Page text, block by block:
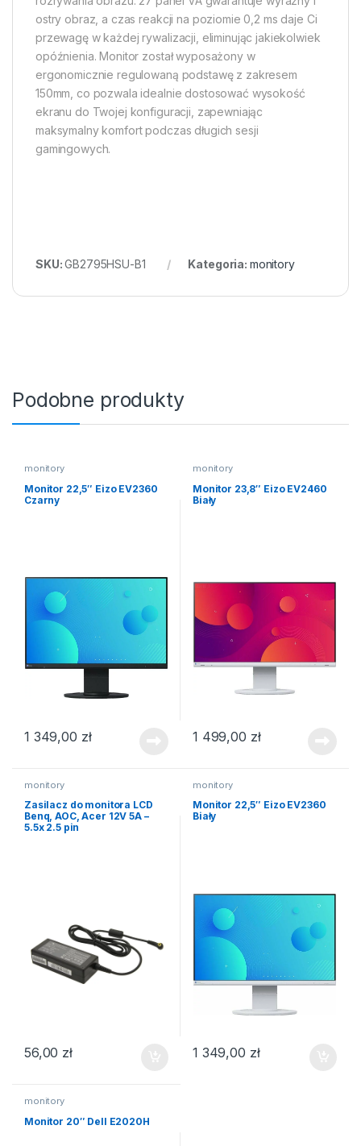
ostry obraz, a czas reakcji na poziomie 0,2 ms daje Ci
przewagę w każdej rywalizacji, eliminując jakiekolwiek
opóźnienia. Monitor został wyposażony w
ergonomicznie regulowaną podstawę z zakresem
150mm, co pozwala idealnie dostosować wysokość
ekranu do Twojej konfiguracji, zapewniając
maksymalny komfort podczas długich sesji
gamingowych.
SKU:GB2795HSU-B1 Kategoria: monitory
Podobne produkty
monitory
Monitor 22,5″ Eizo EV2360
Czarny
1 349,00 zł
monitory
Monitor 23,8″ Eizo EV2460
Biały
1 499,00 zł
monitory
Zasilacz do monitora LCD
Benq, AOC, Acer 12V 5A –
5.5x 2.5 pin
56,00 zł
monitory
Monitor 22,5″ Eizo EV2360
Biały
1 349,00 zł
monitory
Monitor 20″ Dell E2020H